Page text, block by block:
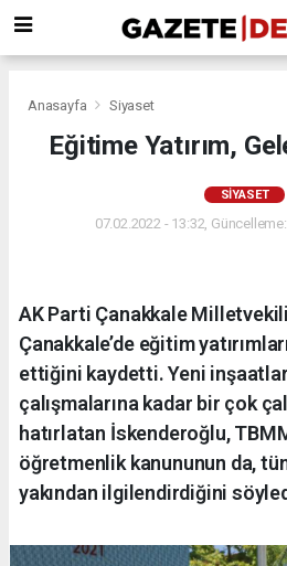
Anasayfa Siyaset
Eğitime Yatırım,
SIYASET
07.02.2022 - 13:32,
AK Parti Çanakkale
Çanakkale’de eğitim
ettiğini kaydetti. Yeni
çalışmalarına kadar bir çok
hatırlatan İskenderoğlu,
öğretmenlik kanununun da,
yakından ilgilendirdiğini